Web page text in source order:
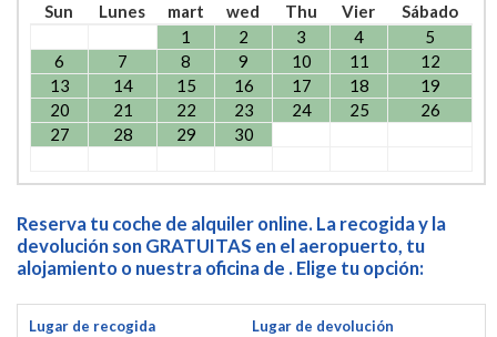
Sun
Lunes mart wed Thu Vier
Sábado
1
2 3 4
5
6
7 8 9 10 11
12
13
14 15 16 17 18
19
20
21 22 23 24 25
26
27
28 29 30
Reserva tu coche de alquiler online. La recogida y la
devolución son GRATUITAS en el aeropuerto, tu
alojamiento o nuestra oficina de . Elige tu opción:
Lugar de recogida Lugar de devolución